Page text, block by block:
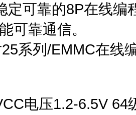
可靠的8P在线编
可靠通信。
列/EMMC在线编
电压1.2-6.5V 64